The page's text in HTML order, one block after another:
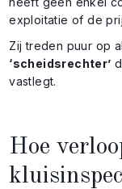
exploitatie of de
Zij treden puur op
‘scheidsrechter’
vastlegt.
Hoe